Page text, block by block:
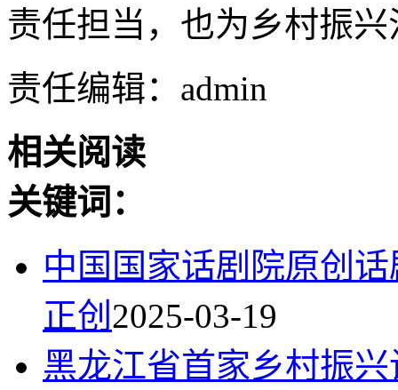
责任担当，也为乡村振
责任编辑：admin
相关阅读
关键词：
中国国家话剧院原创
正创 2025-03-19
黑龙江省首家乡村振